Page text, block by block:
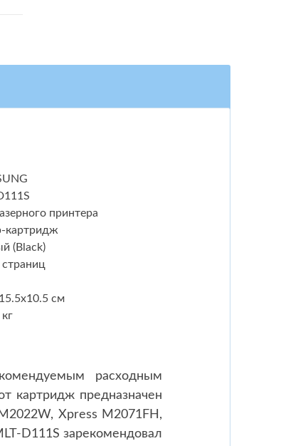
принтера
картридж
(Black)
см
расходным
картридж предназначен
Xpress M2071FH,
D111S зарекомендовал